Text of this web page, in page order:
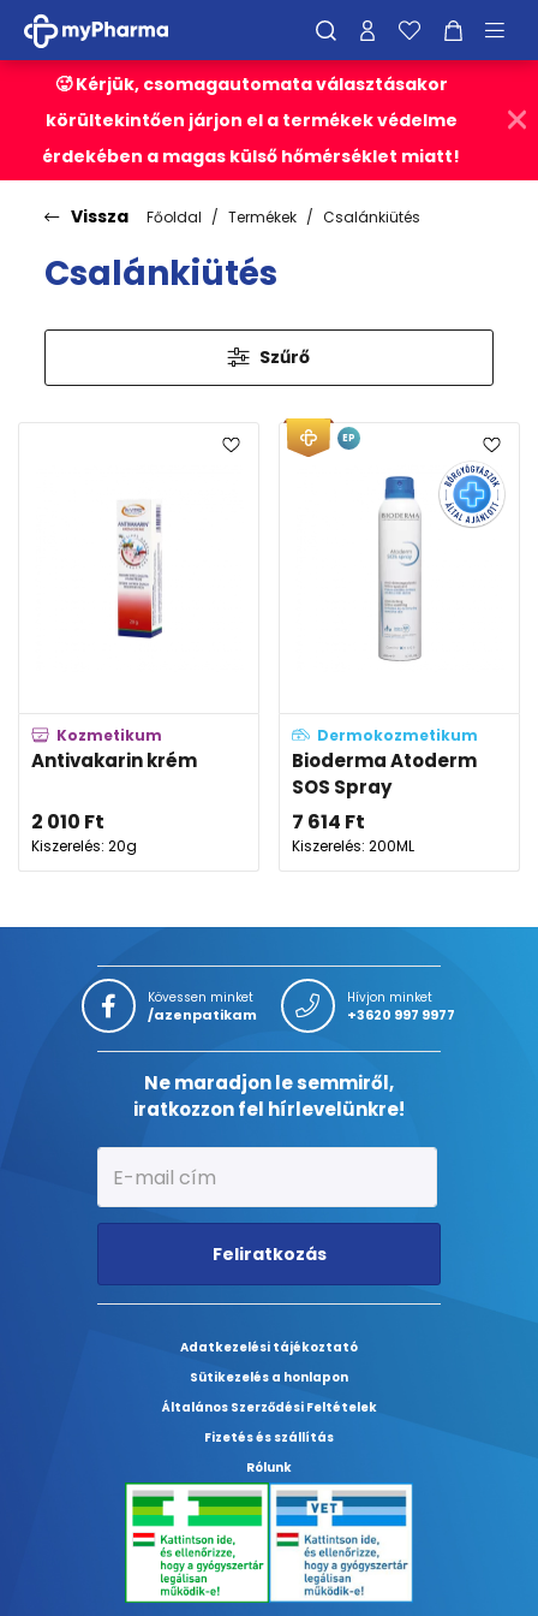
🥵 Kérjük, csomagautomata választásakor
körültekintően járjon el a termékek védelme
érdekében a magas külső hőmérséklet miatt!
Vissza Főoldal Termékek Csalánkiütés
Csalánkiütés
Szűrő
Kozmetikum
Antivakarin krém
2 010 Ft
Kiszerelés: 20g
Dermokozmetikum
Bioderma Atoderm
SOS Spray
7 614 Ft
Kiszerelés: 200ML
EP
Kövessen minket
/azenpatikam
Hívjon minket
+3620 997 9977
Ne maradjon le semmiről,
iratkozzon fel hírlevelünkre!
Feliratkozás
Adatkezelési tájékoztató
Sütikezelés a honlapon
Általános Szerződési Feltételek
Fizetés és szállítás
Rólunk